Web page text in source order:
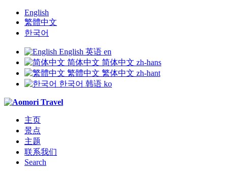
English
繁體中文
한국어
English 英语 en
简体中文 简体中文 zh-hans
繁體中文 繁体中文 zh-hant
한국어 韩语 ko
主页
景点
主题
联系我们
Search